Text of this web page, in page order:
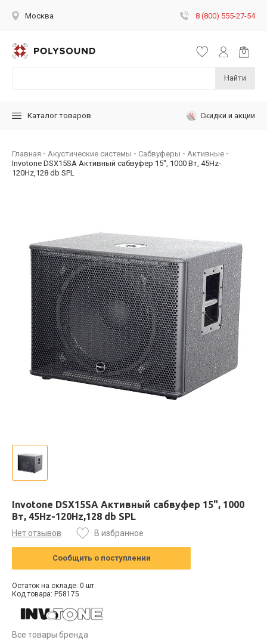
Москва 8 (800) 555-27-54
Найти
Каталог товаров Скидки и акции
Главная Акустические системы Сабвуферы
Активные
Invotone DSX15SA Активный сабвуфер 15", 1000 Вт, 45Hz-
120Hz,128 db SPL
Invotone DSX15SA Активный сабвуфер 15", 1000
Вт, 45Hz-120Hz,128 db SPL
Нет отзывов В избранное
Сообщить о поступлении
Остаток на складе: 0 шт.
Код товара: P58175
Все товары бренда